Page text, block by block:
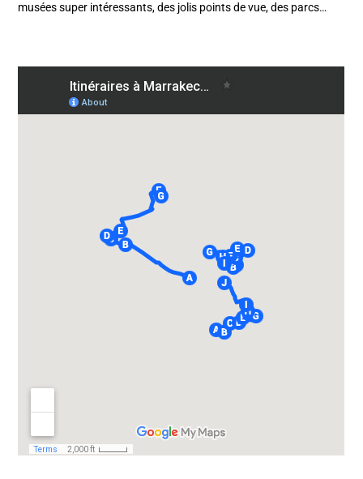
musées super intéressants, des jolis points de vue, des parcs…